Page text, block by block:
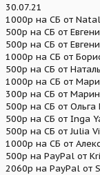
30.07.21
1000р на СБ от
500р на СБ от
500р на СБ от
1000р на СБ от
500р на СБ от
1000р на СБ от
300р на СБ от
500р на СБ от Ольга
500р на СБ от Inga
500р на СБ от Julia
1000р на СБ от
500р на PayPal от
2060р на PayPal от